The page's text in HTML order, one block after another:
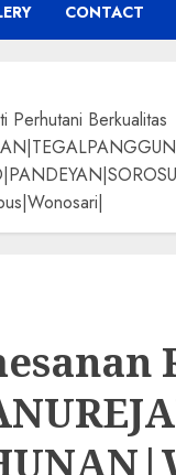
CONTACT
Perhutani Berkualitas